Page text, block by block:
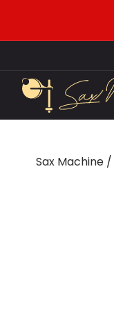
Sax Machine /